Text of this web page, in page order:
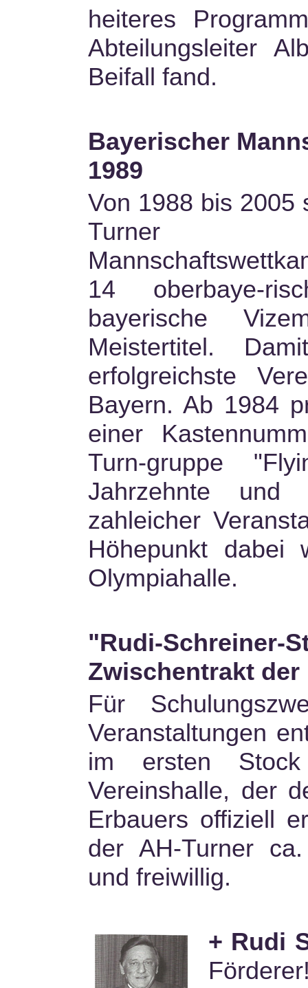
heiteres
Abteilungsleiter
Beifall fand.
Bayerischer
1989
Von 1988 bis 2005
14 oberbaye-
bayerische
Meistertitel.
erfolgreichste
Bayern. Ab 1984
einer
Turn-gruppe
Jahrzehnte
zahleicher
Höhepunkt dabei
Olympiahalle.
"Rudi-Schreiner-
Zwischentrakt der
Für
Veranstaltungen
im ersten Stock
Vereinshalle, der
Erbauers offiziell
der AH-Turner
und freiwillig.
+ Rudi